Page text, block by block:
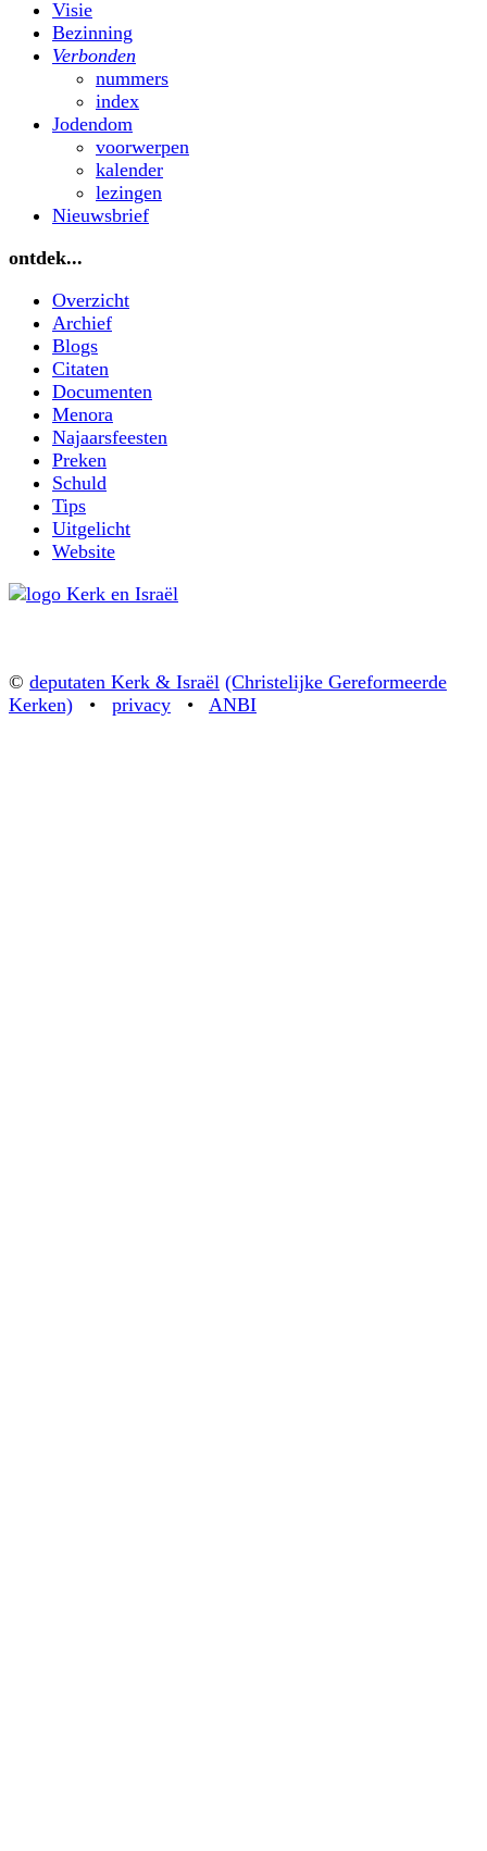
Visie
Bezinning
Verbonden
nummers
index
Jodendom
voorwerpen
kalender
lezingen
Nieuwsbrief
ontdek...
Overzicht
Archief
Blogs
Citaten
Documenten
Menora
Najaarsfeesten
Preken
Schuld
Tips
Uitgelicht
Website
© deputaten Kerk & Israël (Christelijke Gereformeerde
Kerken) • privacy • ANBI